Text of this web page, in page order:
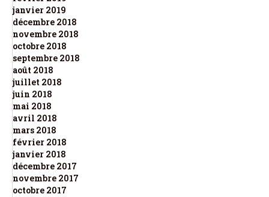
janvier 2019
décembre 2018
novembre 2018
octobre 2018
septembre 2018
août 2018
juillet 2018
juin 2018
mai 2018
avril 2018
mars 2018
février 2018
janvier 2018
décembre 2017
novembre 2017
octobre 2017